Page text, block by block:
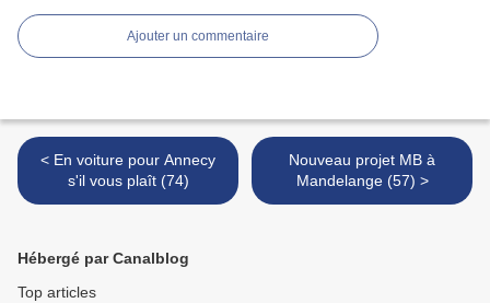
Ajouter un commentaire
< En voiture pour Annecy
s'il vous plaît (74)
Nouveau projet MB à
Mandelange (57) >
Hébergé par Canalblog
Top articles